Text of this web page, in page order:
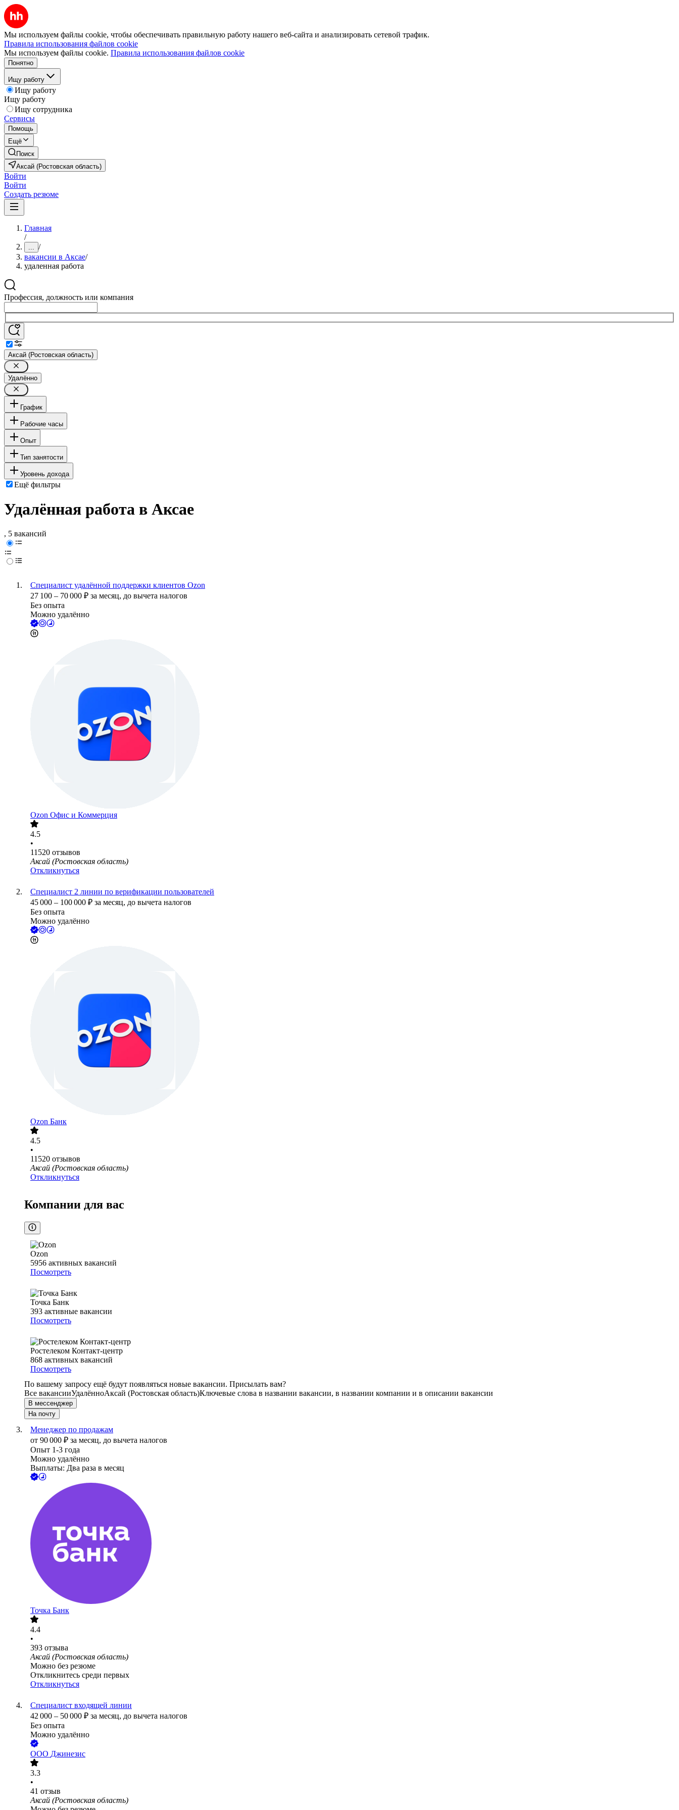
Мы используем файлы cookie, чтобы обеспечивать правильную работу нашего веб-сайта и анализировать сетевой трафик.
Правила использования файлов cookie
Мы используем файлы cookie. Правила использования файлов cookie
Понятно
Ищу работу
Ищу работу
Ищу работу
Ищу сотрудника
Сервисы
Помощь
Ещё
Поиск
Аксай (Ростовская область)
Войти
Войти
Создать резюме
Главная
/
... /
вакансии в Аксае/
удаленная работа
Профессия, должность или компания
Аксай (Ростовская область)
Удалённо
График
Рабочие часы
Опыт
Тип занятости
Уровень дохода
Ещё фильтры
Удалённая работа в Аксае
, 5 вакансий
Специалист удалённой поддержки клиентов Ozon
27 100 – 70 000 ₽ за месяц, до вычета налогов
Без опыта
Можно удалённо
Ozon Офис и Коммерция
4.5
•
11520 отзывов
Аксай (Ростовская область)
Откликнуться
Специалист 2 линии по верификации пользователей
45 000 – 100 000 ₽ за месяц, до вычета налогов
Без опыта
Можно удалённо
Ozon Банк
4.5
•
11520 отзывов
Аксай (Ростовская область)
Откликнуться
Компании для вас
Ozon
5956 активных вакансий
Посмотреть
Точка Банк
393 активные вакансии
Посмотреть
Ростелеком Контакт-центр
868 активных вакансий
Посмотреть
По вашему запросу ещё будут появляться новые вакансии. Присылать вам?
Все вакансииУдалённоАксай (Ростовская область)Ключевые слова в названии вакансии, в названии компании и в описании вакансии
В мессенджер
На почту
Менеджер по продажам
от 90 000 ₽ за месяц, до вычета налогов
Опыт 1-3 года
Можно удалённо
Выплаты: Два раза в месяц
Точка Банк
4.4
•
393 отзыва
Аксай (Ростовская область)
Можно без резюме
Откликнитесь среди первых
Откликнуться
Специалист входящей линии
42 000 – 50 000 ₽ за месяц, до вычета налогов
Без опыта
Можно удалённо
ООО Джинезис
3.3
•
41 отзыв
Аксай (Ростовская область)